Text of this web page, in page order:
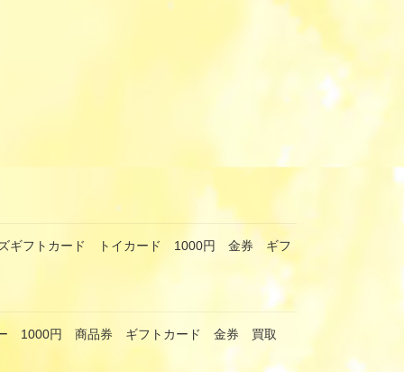
ギフトカード トイカード 1000円 金券 ギフ
1000円 商品券 ギフトカード 金券 買取